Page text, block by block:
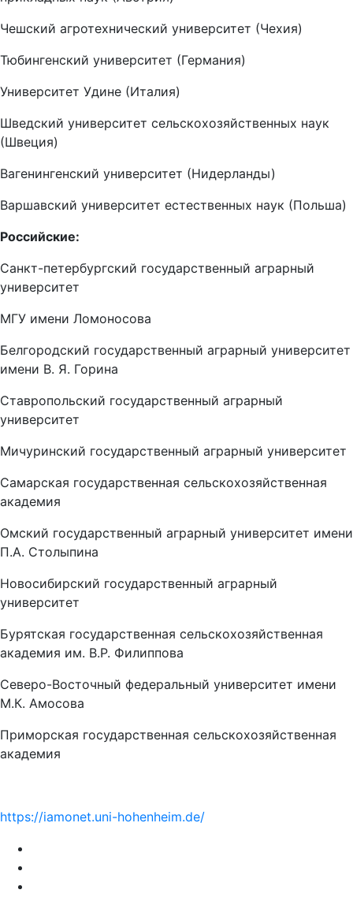
Чешский агротехнический университет (Чехия)
Тюбингенский университет (Германия)
Университет Удине (Италия)
Шведский университет сельскохозяйственных наук
(Швеция)
Варшавский университет естественных наук (Польша)
Российские:
университет
МГУ имени Ломоносова
имени В. Я. Горина
Ставропольский государственный аграрный
университет
Мичуринский государственный аграрный университет
Самарская государственная сельскохозяйственная
академия
П.А. Столыпина
университет
Бурятская государственная сельскохозяйственная
академия им. В.Р. Филиппова
М.К. Амосова
академия